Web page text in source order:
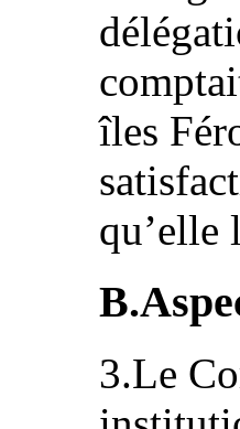
îles
qu’elle
3.Le